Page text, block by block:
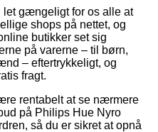
gængeligt for os alle at
shops på nettet, og
butikker set sig
på varerne – til børn,
– eftertrykkeligt, og
fragt.
rentabelt at se nærmere
på Philips Hue Nyro
så du er sikret at opnå